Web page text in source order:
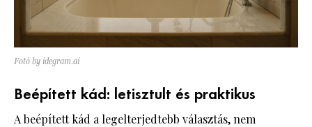
Fotó by idegram.ai
Beépített kád: letisztult és praktikus
A beépített kád a legelterjedtebb választás, nem